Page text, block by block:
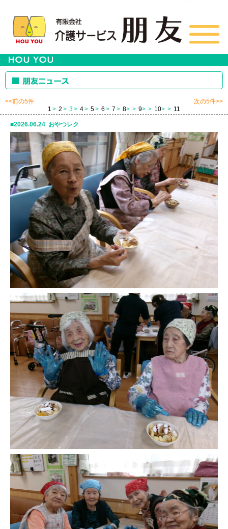
<<前の5件
1
2 3 4 5 6 7 8> 9> 10> 11
次の5件>>
2026.06.24 おやつレク